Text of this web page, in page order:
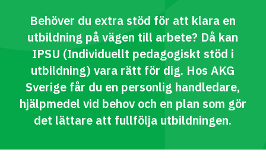
Behöver du extra stöd för att klara en
utbildning på vägen till arbete? Då kan
IPSU (Individuellt pedagogiskt stöd i
utbildning) vara rätt för dig. Hos AKG
Sverige får du en personlig handledare,
hjälpmedel vid behov och en plan som gör
det lättare att fullfölja utbildningen.